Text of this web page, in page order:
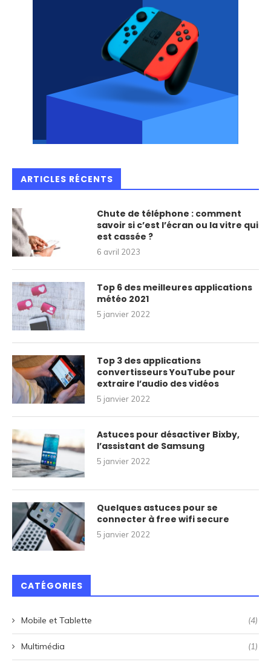
ARTICLES RÉCENTS
Chute de téléphone : comment
savoir si c’est l’écran ou la vitre qui
est cassée ?
6 avril 2023
Top 6 des meilleures applications
météo 2021
5 janvier 2022
Top 3 des applications
convertisseurs YouTube pour
extraire l’audio des vidéos
5 janvier 2022
Astuces pour désactiver Bixby,
l’assistant de Samsung
5 janvier 2022
Quelques astuces pour se
connecter à free wifi secure
5 janvier 2022
CATÉGORIES
Mobile et Tablette (4)
Multimédia (1)